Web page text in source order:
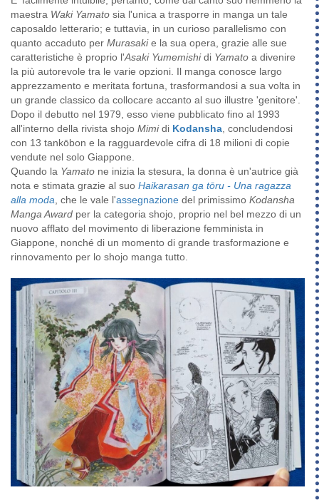
maestra Waki Yamato sia l'unica a trasporre in manga un tale
caposaldo letterario; e tuttavia, in un curioso parallelismo con
quanto accaduto per Murasakie la sua opera, grazie alle sue
caratteristiche è proprio l'Asaki Yumemishidi Yamato a divenire
la più autorevole tra le varie opzioni. Il manga conosce largo
apprezzamento e meritata fortuna, trasformandosi a sua volta in
un grande classico da collocare accanto al suo illustre 'genitore'.
Dopo il debutto nel 1979, esso viene pubblicato fino al 1993
all'interno della rivista shojo Mimidi Kodansha, concludendosi
con 13 tankōbon e la ragguardevole cifra di 18 milioni di copie
vendute nel solo Giappone.
Quando la Yamato ne inizia la stesura, la donna è un'autrice già
nota e stimata grazie al suo Haikarasan ga tōru - Una ragazza
alla moda, che le vale l'assegnazione del primissimo Kodansha
Manga Award per la categoria shojo, proprio nel bel mezzo di un
nuovo afflato del movimento di liberazione femminista in
Giappone, nonché di un momento di grande trasformazione e
rinnovamento per lo shojo manga tutto.